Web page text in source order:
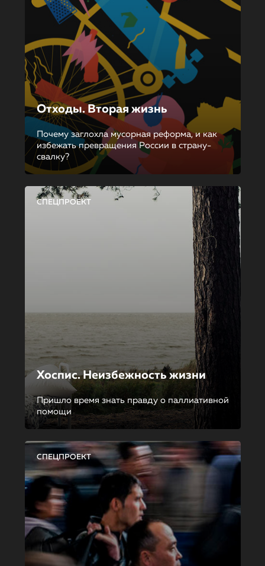
Отходы. Вторая жизнь
Почему заглохла мусорная реформа, и как
избежать превращения России в страну-
свалку?
СПЕЦПРОЕКТ
Хоспис. Неизбежность жизни
Пришло время знать правду о паллиативной
помощи
СПЕЦПРОЕКТ